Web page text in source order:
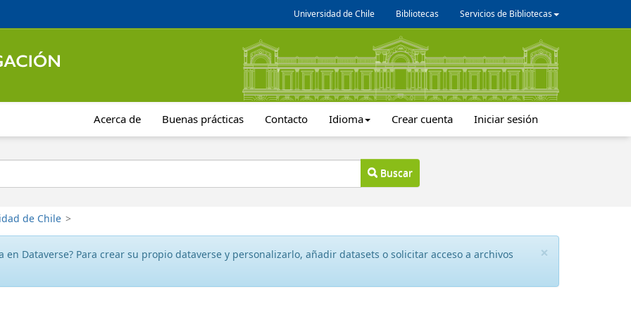
Universidad de Chile Bibliotecas Servicios de Bibliotecas
Acerca de Buenas prácticas Contacto Idioma Crear cuenta Iniciar sesión
Buscar
de Chile >
×
en Dataverse? Para crear su propio dataverse y personalizarlo, añadir datasets o solicitar acceso a archivos